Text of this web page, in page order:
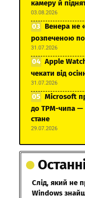
камеру й
03.08.2026
Венера не
розпеченою
31.07.2026
Apple
чекати від
31.07.2026
Microsoft
до TPM-чипа —
стане
29.07.2026
Слід, який не
Windows